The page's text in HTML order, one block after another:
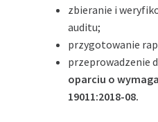
zbieranie i
auditu;
przygotowanie
przeprowadzenie
oparciu o
19011:2018-08.